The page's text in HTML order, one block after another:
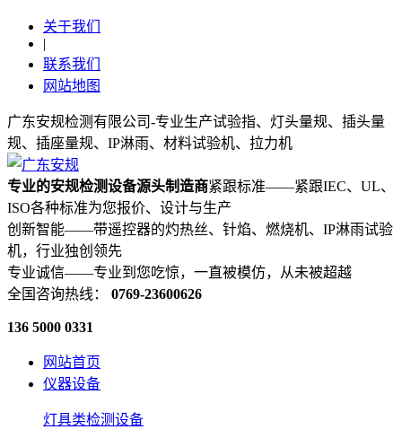
关于我们
|
联系我们
网站地图
广东安规检测有限公司-专业生产试验指、灯头量规、插头量
规、插座量规、IP淋雨、材料试验机、拉力机
专业的安规检测设备源头制造商紧跟标准——紧跟IEC、UL、
ISO各种标准为您报价、设计与生产
创新智能——带遥控器的灼热丝、针焰、燃烧机、IP淋雨试验
机，行业独创领先
专业诚信——专业到您吃惊，一直被模仿，从未被超越
全国咨询热线： 0769-23600626
136 5000 0331
网站首页
仪器设备
灯具类检测设备